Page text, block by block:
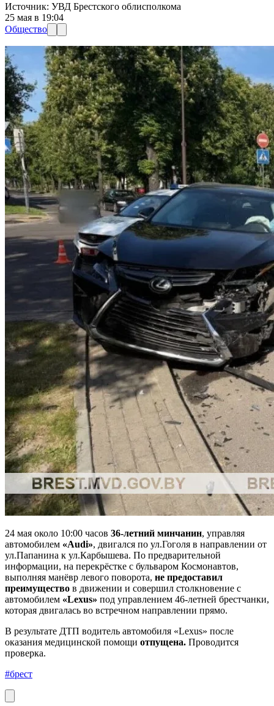
Источник: УВД Брестского облисполкома
25 мая в 19:04
Общество
24 мая около 10:00 часов 36-летний минчанин, управляя
автомобилем «Audi», двигался по ул.Гоголя в направлении от
ул.Папанина к ул.Карбышева. По предварительной
информации, на перекрёстке с бульваром Космонавтов,
выполняя манёвр левого поворота, не предоставил
преимущество в движении и совершил столкновение с
автомобилем «Lexus» под управлением 46-летней брестчанки,
которая двигалась во встречном направлении прямо.
В результате ДТП водитель автомобиля «Lexus» после
оказания медицинской помощи отпущена. Проводится
проверка.
#брест